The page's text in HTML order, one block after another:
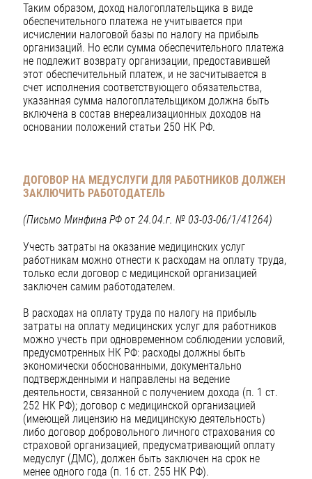
Таким образом, доход налогоплательщика в виде
обеспечительного платежа не учитывается при
исчислении налоговой базы по налогу на прибыль
организаций. Но если сумма обеспечительного платежа
не подлежит возврату организации, предоставившей
этот обеспечительный платеж, и не засчитывается в
счет исполнения соответствующего обязательства,
указанная сумма налогоплательщиком должна быть
включена в состав внереализационных доходов на
основании положений статьи 250 НК РФ.
ДОГОВОР НА МЕДУСЛУГИ ДЛЯ РАБОТНИКОВ ДОЛЖЕН
ЗАКЛЮЧИТЬ РАБОТОДАТЕЛЬ
(Письмо Минфина РФ от 24.04.г. № 03-03-06/1/41264)
Учесть затраты на оказание медицинских услуг
работникам можно отнести к расходам на оплату труда,
только если договор с медицинской организацией
заключен самим работодателем.
В расходах на оплату труда по налогу на прибыль
затраты на оплату медицинских услуг для работников
можно учесть при одновременном соблюдении условий,
предусмотренных НК РФ: расходы должны быть
экономически обоснованными, документально
подтвержденными и направлены на ведение
деятельности, связанной с получением дохода (п. 1 ст.
252 НК РФ); договор с медицинской организацией
(имеющей лицензию на медицинскую деятельность)
либо договор добровольного личного страхования со
страховой организацией, предусматривающий оплату
медуслуг (ДМС), должен быть заключен на срок не
менее одного года (п. 16 ст. 255 НК РФ).